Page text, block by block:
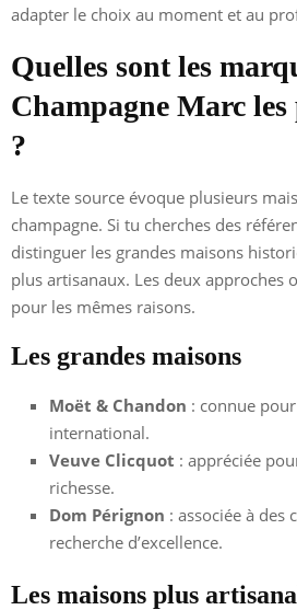
adapter le choix au moment et au
Quelles sont les
Champagne Marc les
?
Le texte source évoque plusieurs
champagne. Si tu cherches des
distinguer les grandes maisons
plus artisanaux. Les deux approches
pour les mêmes raisons.
Les grandes maisons
Moët & Chandon : connue
international.
Veuve Clicquot : appréciée
richesse.
Dom Pérignon : associée à des
recherche d’excellence.
Les maisons plus